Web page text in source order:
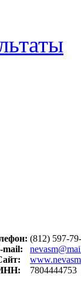
mail:
(812) 597-
7804444753